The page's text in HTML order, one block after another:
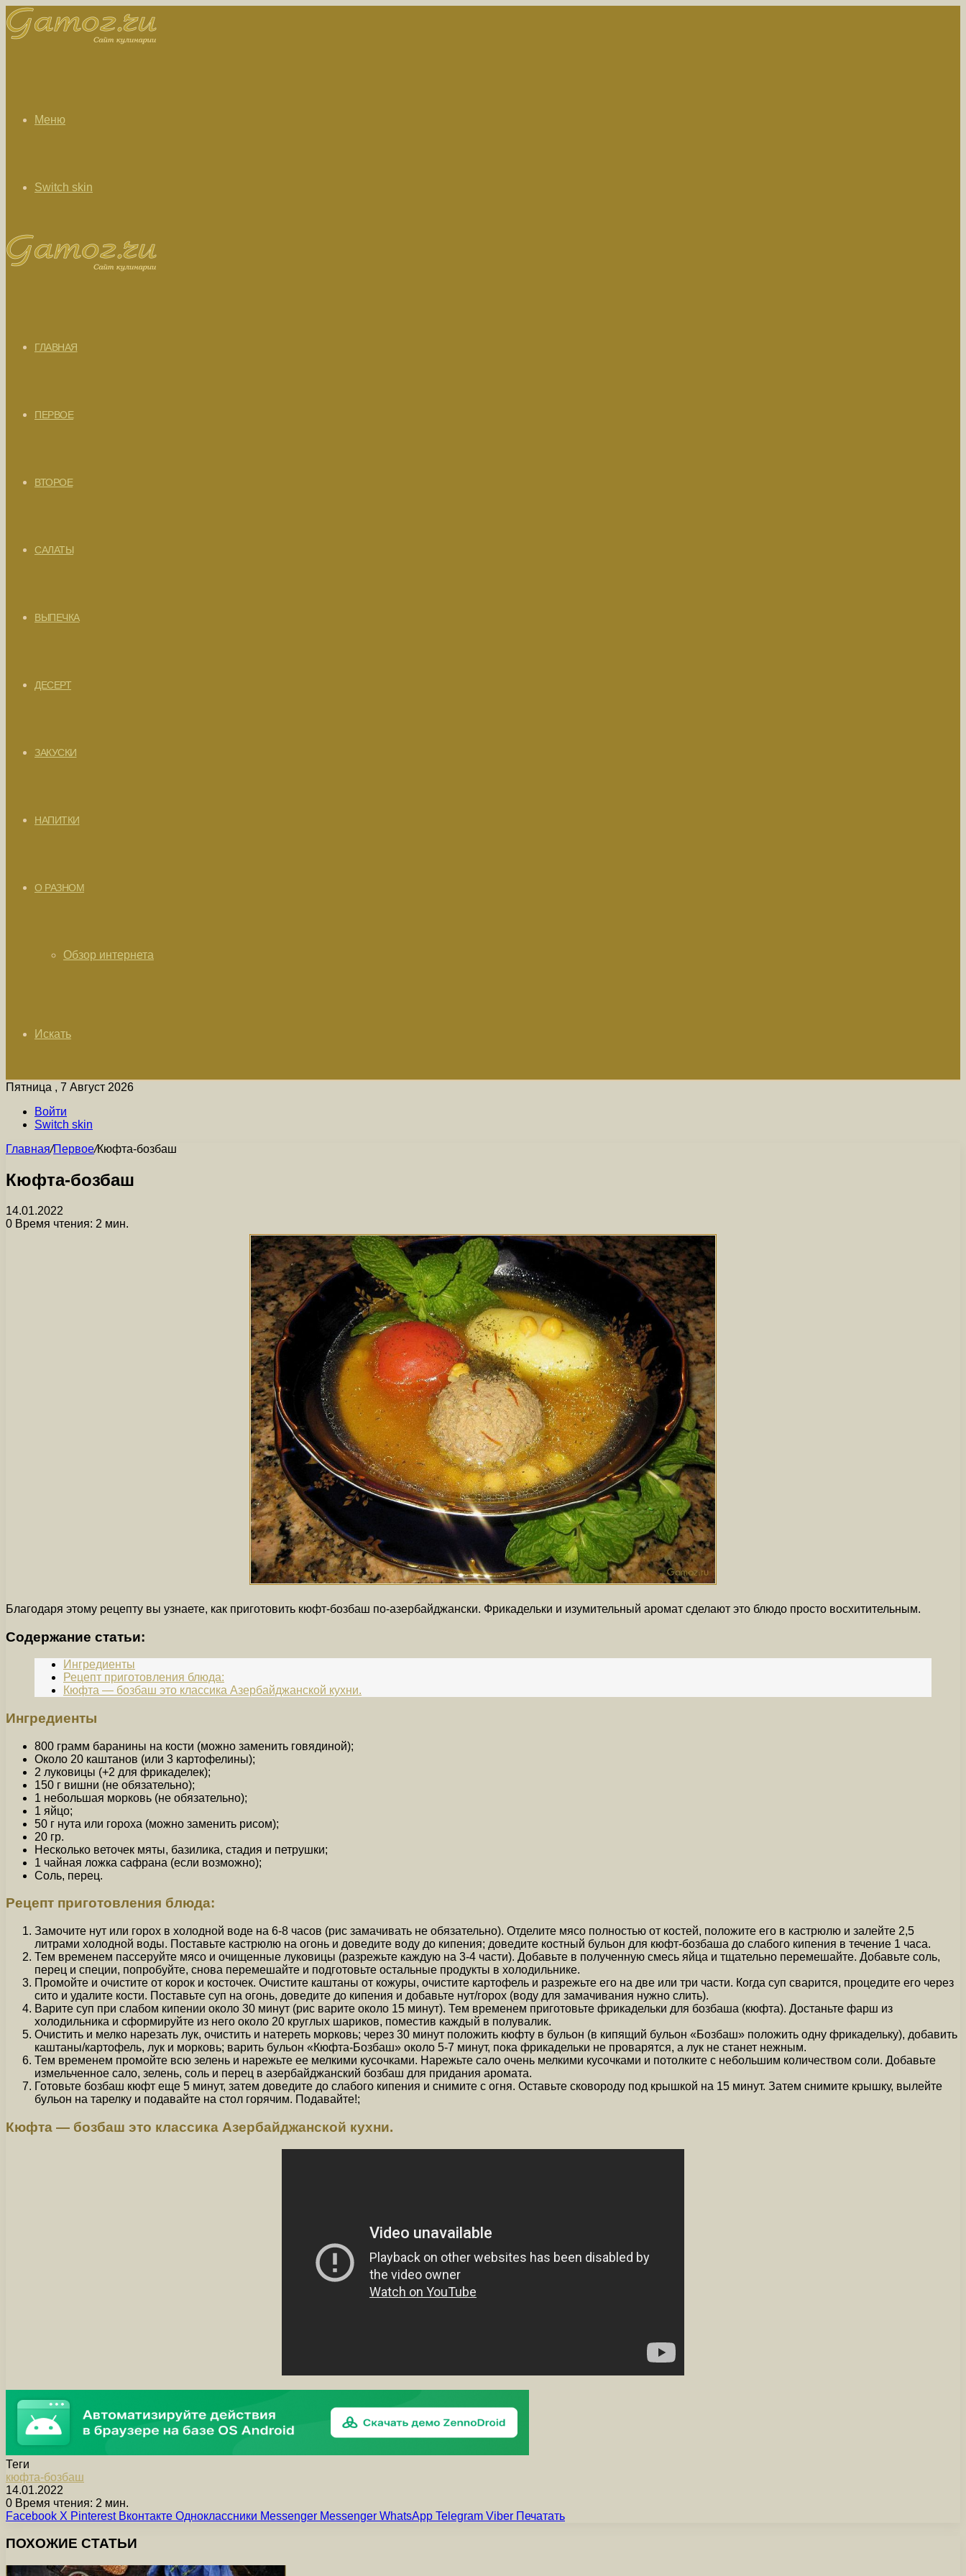
Меню
Switch skin
ГЛАВНАЯ
ПЕРВОЕ
ВТОРОЕ
САЛАТЫ
ВЫПЕЧКА
ДЕСЕРТ
ЗАКУСКИ
НАПИТКИ
О РАЗНОМ
Обзор интернета
Искать
Пятница , 7 Август 2026
Войти
Switch skin
Главная/Первое/Кюфта-бозбаш
Кюфта-бозбаш
14.01.2022
0 Время чтения: 2 мин.
Благодаря этому рецепту вы узнаете, как приготовить кюфт-бозбаш по-азербайджански. Фрикадельки и изумительный аромат сделают это блюдо просто восхитительным.
Содержание статьи:
Ингредиенты
Рецепт приготовления блюда:
Кюфта — бозбаш это классика Азербайджанской кухни.
Ингредиенты
800 грамм баранины на кости (можно заменить говядиной);
Около 20 каштанов (или 3 картофелины);
2 луковицы (+2 для фрикаделек);
150 г вишни (не обязательно);
1 небольшая морковь (не обязательно);
1 яйцо;
50 г нута или гороха (можно заменить рисом);
20 гр.
Несколько веточек мяты, базилика, стадия и петрушки;
1 чайная ложка сафрана (если возможно);
Соль, перец.
Рецепт приготовления блюда:
Замочите нут или горох в холодной воде на 6-8 часов (рис замачивать не обязательно). Отделите мясо полностью от костей, положите его в кастрюлю и залейте 2,5
литрами холодной воды. Поставьте кастрюлю на огонь и доведите воду до кипения; доведите костный бульон для кюфт-бозбаша до слабого кипения в течение 1 часа.
Тем временем пассеруйте мясо и очищенные луковицы (разрежьте каждую на 3-4 части). Добавьте в полученную смесь яйца и тщательно перемешайте. Добавьте соль,
перец и специи, попробуйте, снова перемешайте и подготовьте остальные продукты в холодильнике.
Промойте и очистите от корок и косточек. Очистите каштаны от кожуры, очистите картофель и разрежьте его на две или три части. Когда суп сварится, процедите его через
сито и удалите кости. Поставьте суп на огонь, доведите до кипения и добавьте нут/горох (воду для замачивания нужно слить).
Варите суп при слабом кипении около 30 минут (рис варите около 15 минут). Тем временем приготовьте фрикадельки для бозбаша (кюфта). Достаньте фарш из
холодильника и сформируйте из него около 20 круглых шариков, поместив каждый в полувалик.
Очистить и мелко нарезать лук, очистить и натереть морковь; через 30 минут положить кюфту в бульон (в кипящий бульон «Бозбаш» положить одну фрикадельку), добавить
каштаны/картофель, лук и морковь; варить бульон «Кюфта-Бозбаш» около 5-7 минут, пока фрикадельки не проварятся, а лук не станет нежным.
Тем временем промойте всю зелень и нарежьте ее мелкими кусочками. Нарежьте сало очень мелкими кусочками и потолките с небольшим количеством соли. Добавьте
измельченное сало, зелень, соль и перец в азербайджанский бозбаш для придания аромата.
Готовьте бозбаш кюфт еще 5 минут, затем доведите до слабого кипения и снимите с огня. Оставьте сковороду под крышкой на 15 минут. Затем снимите крышку, вылейте
бульон на тарелку и подавайте на стол горячим. Подавайте!;
Кюфта — бозбаш это классика Азербайджанской кухни.
Теги
кюфта-бозбаш
14.01.2022
0 Время чтения: 2 мин.
Facebook X Pinterest Вконтакте Одноклассники Messenger Messenger WhatsApp Telegram Viber Печатать
ПОХОЖИЕ СТАТЬИ